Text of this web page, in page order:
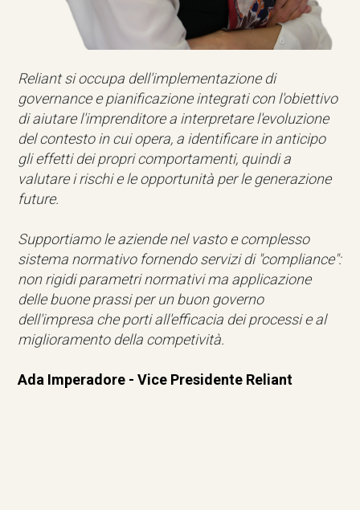
Reliant si occupa dell'implementazione di
governance e pianificazione integrati con l'obiettivo
di aiutare l'imprenditore a interpretare l'evoluzione
del contesto in cui opera, a identificare in anticipo
gli effetti dei propri comportamenti, quindi a
valutare i rischi e le opportunità per le generazione
future.
Supportiamo le aziende nel vasto e complesso
sistema normativo fornendo servizi di "compliance":
non rigidi parametri normativi ma applicazione
delle buone prassi per un buon governo
dell'impresa che porti all'efficacia dei processi e al
miglioramento della competività.
Ada Imperadore - Vice Presidente Reliant